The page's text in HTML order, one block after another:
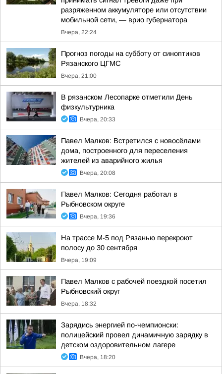
разряженном аккумуляторе или отсутствии
мобильной сети, — врио губернатора
Вчера, 22:24
Прогноз погоды на субботу от синоптиков
Рязанского ЦГМС
Вчера, 21:00
В рязанском Лесопарке отметили День
физкультурника
Вчера, 20:33
Павел Малков: Встретился с новосёлами
дома, построенного для переселения
жителей из аварийного жилья
Вчера, 20:08
Павел Малков: Сегодня работал в
Рыбновском округе
Вчера, 19:36
На трассе М-5 под Рязанью перекроют
полосу до 30 сентября
Вчера, 19:09
Павел Малков с рабочей поездкой посетил
Рыбновский округ
Вчера, 18:32
Зарядись энергией по-чемпионски:
полицейский провел динамичную зарядку в
детском оздоровительном лагере
Вчера, 18:20